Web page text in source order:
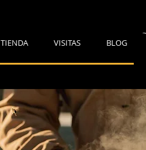
TIENDA VISITAS BLOG